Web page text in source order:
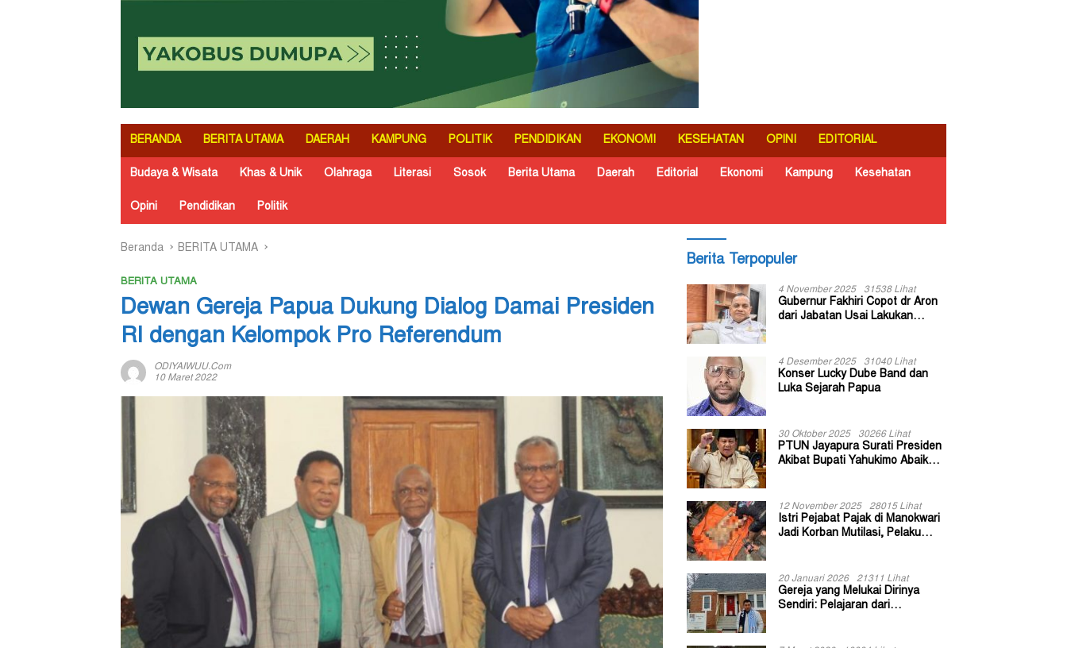
BERANDA BERITA UTAMA DAERAH KAMPUNG POLITIK PENDIDIKAN EKONOMI KESEHATAN OPINI EDITORIAL
Budaya & Wisata Khas & Unik Olahraga Literasi Sosok Berita Utama Daerah Editorial Ekonomi Kampung Kesehatan
Opini Pendidikan Politik
Beranda BERITA UTAMA
BERITA UTAMA
Dewan Gereja Papua Dukung Dialog Damai Presiden
RI dengan Kelompok Pro Referendum
ODIYAIWUU.com
10 Maret 2022
Berita Terpopuler
4 November 2025 31538 Lihat
Gubernur Fakhiri Copot dr Aron
dari Jabatan Usai Lakukan
4 Desember 2025 31040 Lihat
Konser Lucky Dube Band dan
Luka Sejarah Papua
30 Oktober 2025 30266 Lihat
PTUN Jayapura Surati Presiden
Akibat Bupati Yahukimo Abaikan
12 November 2025 28015 Lihat
Istri Pejabat Pajak di Manokwari
Jadi Korban Mutilasi, Pelaku
20 Januari 2026 21311 Lihat
Gereja yang Melukai Dirinya
Sendiri: Pelajaran dari